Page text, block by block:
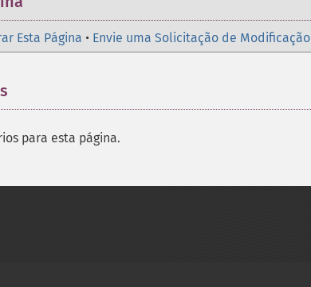
Esta Página • Envie uma Solicitação de Modificação
para esta página.